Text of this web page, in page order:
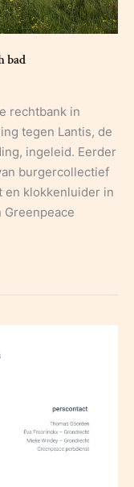
bad
rechtbank in
tegen Lantis, de
ingeleid. Eerder
burgercollectief
en klokkenluider in
Greenpeace